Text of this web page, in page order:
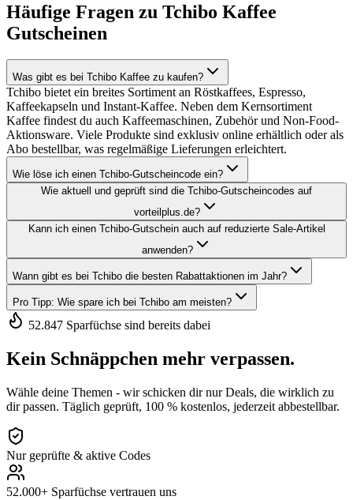
Häufige Fragen zu Tchibo Kaffee
Gutscheinen
Was gibt es bei Tchibo Kaffee zu kaufen?
Tchibo bietet ein breites Sortiment an Röstkaffees, Espresso,
Kaffeekapseln und Instant-Kaffee. Neben dem Kernsortiment
Kaffee findest du auch Kaffeemaschinen, Zubehör und Non-Food-
Aktionsware. Viele Produkte sind exklusiv online erhältlich oder als
Abo bestellbar, was regelmäßige Lieferungen erleichtert.
Wie löse ich einen Tchibo-Gutscheincode ein?
Wie aktuell und geprüft sind die Tchibo-Gutscheincodes auf
vorteilplus.de?
Kann ich einen Tchibo-Gutschein auch auf reduzierte Sale-Artikel
anwenden?
Wann gibt es bei Tchibo die besten Rabattaktionen im Jahr?
Pro Tipp: Wie spare ich bei Tchibo am meisten?
52.847 Sparfüchse sind bereits dabei
Kein Schnäppchen mehr verpassen.
Wähle deine Themen - wir schicken dir nur Deals, die wirklich zu
dir passen. Täglich geprüft, 100 % kostenlos, jederzeit abbestellbar.
Nur geprüfte & aktive Codes
52.000+ Sparfüchse vertrauen uns